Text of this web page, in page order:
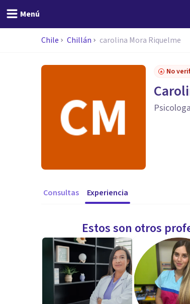
Menú
Chile Chillán carolina Mora Riquelme
No
Consultas Experiencia
Estos son otros